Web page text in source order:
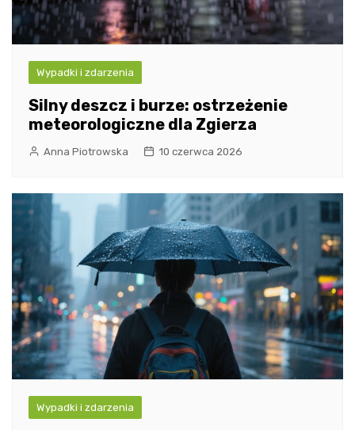
Wypadki i zdarzenia
Silny deszcz i burze: ostrzeżenie
meteorologiczne dla Zgierza
Anna Piotrowska 10 czerwca 2026
Wypadki i zdarzenia